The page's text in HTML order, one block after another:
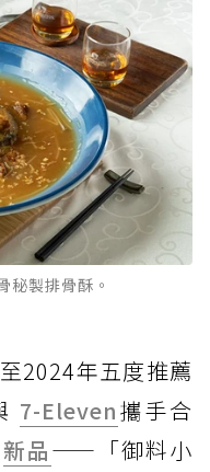
秘製排骨酥。
2024年五度推薦
7-Eleven攜手合
新品——「御料小